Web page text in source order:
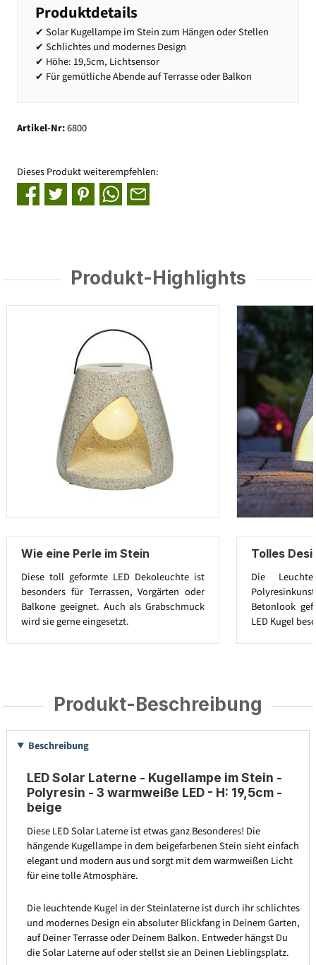
Produktdetails
✔ Solar Kugellampe im Stein zum Hängen oder Stellen
✔ Schlichtes und modernes Design
✔ Höhe: 19,5cm, Lichtsensor
✔ Für gemütliche Abende auf Terrasse oder Balkon
Artikel-Nr:6800
Dieses Produkt weiterempfehlen:
Produkt-Highlights
Wie eine Perle im Stein
Diese toll geformte LED Dekoleuchte ist
besonders für Terrassen, Vorgärten oder
Balkone geeignet. Auch als Grabschmuck
wird sie gerne eingesetzt.
Tolles
Die
Betonlook
LED Kugel
Produkt-Beschreibung
Beschreibung
LED Solar Laterne - Kugellampe im Stein -
Polyresin - 3 warmweiße LED - H: 19,5cm -
beige
Diese LED Solar Laterne ist etwas ganz Besonderes! Die
hängende Kugellampe in dem beigefarbenen Stein sieht einfach
elegant und modern aus und sorgt mit dem warmweißen Licht
für eine tolle Atmosphäre.
Die leuchtende Kugel in der Steinlaterne ist durch ihr schlichtes
und modernes Design ein absoluter Blickfang in Deinem Garten,
auf Deiner Terrasse oder Deinem Balkon. Entweder hängst Du
die Solar Laterne auf oder stellst sie an Deinen Lieblingsplatz.